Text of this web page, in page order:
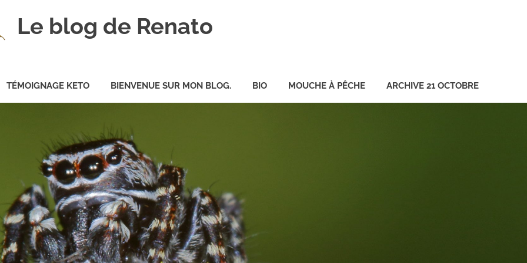
Le blog de Renato
TÉMOIGNAGE KETO
BIENVENUE SUR MON BLOG. BIO MOUCHE À PÊCHE ARCHIVE 21 OCTOBRE